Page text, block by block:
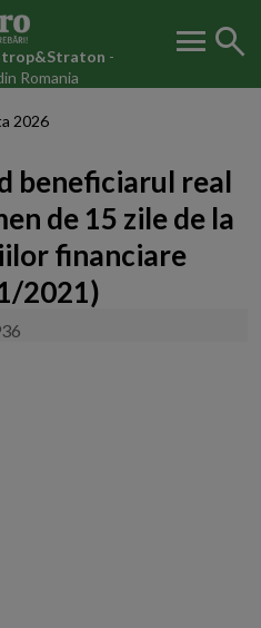
-
Romania
menu search
2026
beneficiarul real
de 15 zile de la
financiare
2021)